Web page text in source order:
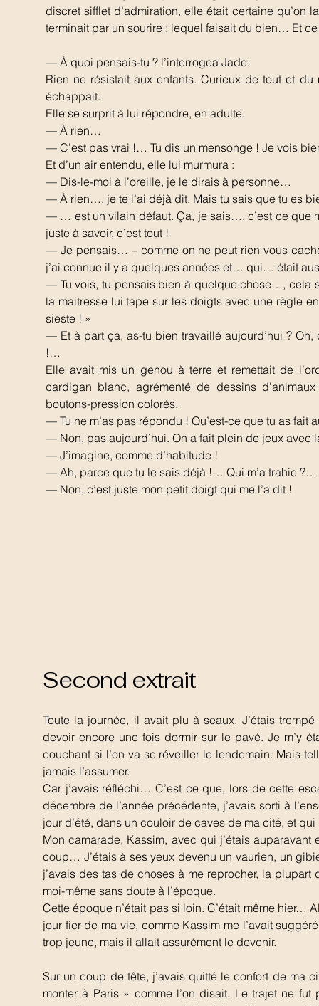
discret sifflet d’admiration, elle était certaine
terminait par un sourire ; lequel faisait du bien… Et
— À quoi pensais-tu ? l’interrogea Jade.
Rien ne résistait aux enfants. Curieux de tout et
échappait.
Elle se surprit à lui répondre, en adulte.
— À rien…
— C’est pas vrai !… Tu dis un mensonge ! Je vois
Et d’un air entendu, elle lui murmura :
— Dis-le-moi à l’oreille, je le dirais à personne…
— À rien…, je te l’ai déjà dit. Mais tu sais que tu es
— … est un vilain défaut. Ça, je sais…, c’est ce que
juste à savoir, c’est tout !
— Je pensais… – comme on ne peut rien vous
j’ai connue il y a quelques années et… qui… était
— Tu vois, tu pensais bien à quelque chose…, cela
la maitresse lui tape sur les doigts avec une règle
sieste ! »
— Et à part ça, as-tu bien travaillé aujourd’hui ? Oh,
!…
Elle avait mis un genou à terre et remettait de
cardigan blanc, agrémenté de dessins
boutons-pression colorés.
— Tu ne m’as pas répondu ! Qu’est-ce que tu as
— Non, pas aujourd’hui. On a fait plein de jeux
— J’imagine, comme d’habitude !
— Ah, parce que tu le sais déjà !… Qui m’a trahie ?…
— Non, c’est juste mon petit doigt qui me l’a dit !
Second extrait
Toute la journée, il avait plu à seaux. J’étais
devoir encore une fois dormir sur le pavé. Je m’y
couchant si l’on va se réveiller le lendemain. Mais
jamais l’assumer.
Car j’avais réfléchi… C’est ce que, lors de cette
décembre de l’année précédente, j’avais sorti à
jour d’été, dans un couloir de caves de ma cité, et
Mon camarade, Kassim, avec qui j’étais
coup… J’étais à ses yeux devenu un vaurien, un
j’avais des tas de choses à me reprocher, la
moi-même sans doute à l’époque.
Cette époque n’était pas si loin. C’était même
jour fier de ma vie, comme Kassim me l’avait
trop jeune, mais il allait assurément le devenir.
Sur un coup de tête, j’avais quitté le confort de ma
monter à Paris » comme l’on disait. Le trajet ne